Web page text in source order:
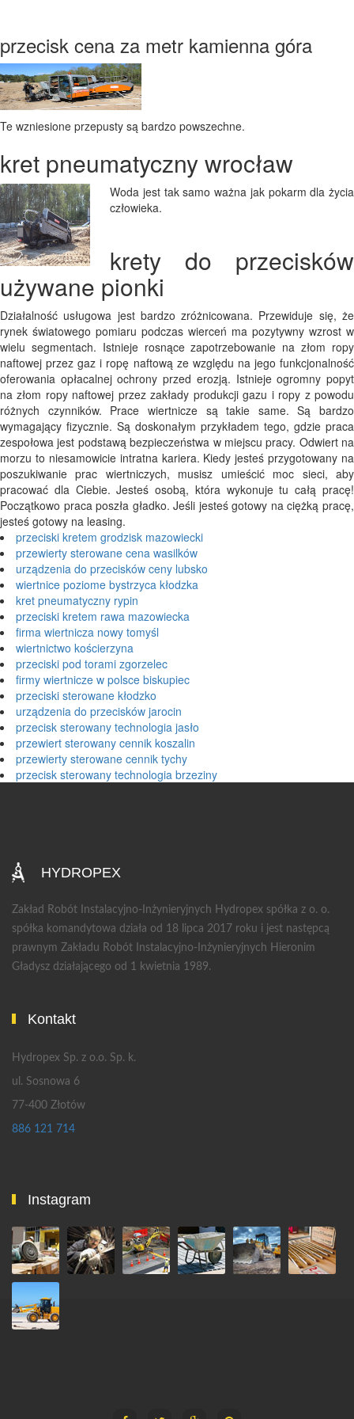
przecisk cena za metr kamienna góra
Te wzniesione przepusty są bardzo powszechne.
kret pneumatyczny wrocław
Woda jest tak samo ważna jak pokarm dla życia
człowieka.
krety do przecisków
używane pionki
Działalność usługowa jest bardzo zróżnicowana. Przewiduje się, że
rynek światowego pomiaru podczas wierceń ma pozytywny wzrost w
wielu segmentach. Istnieje rosnące zapotrzebowanie na złom ropy
naftowej przez gaz i ropę naftową ze względu na jego funkcjonalność
oferowania opłacalnej ochrony przed erozją. Istnieje ogromny popyt
na złom ropy naftowej przez zakłady produkcji gazu i ropy z powodu
różnych czynników. Prace wiertnicze są takie same. Są bardzo
wymagający fizycznie. Są doskonałym przykładem tego, gdzie praca
zespołowa jest podstawą bezpieczeństwa w miejscu pracy. Odwiert na
morzu to niesamowicie intratna kariera. Kiedy jesteś przygotowany na
poszukiwanie prac wiertniczych, musisz umieścić moc sieci, aby
pracować dla Ciebie. Jesteś osobą, która wykonuje tu całą pracę!
Początkowo praca poszła gładko. Jeśli jesteś gotowy na ciężką pracę,
jesteś gotowy na leasing.
przeciski kretem grodzisk mazowiecki
przewierty sterowane cena wasilków
urządzenia do przecisków ceny lubsko
wiertnice poziome bystrzyca kłodzka
kret pneumatyczny rypin
przeciski kretem rawa mazowiecka
firma wiertnicza nowy tomyśl
wiertnictwo kościerzyna
przeciski pod torami zgorzelec
firmy wiertnicze w polsce biskupiec
przeciski sterowane kłodzko
urządzenia do przecisków jarocin
przecisk sterowany technologia jasło
przewiert sterowany cennik koszalin
przewierty sterowane cennik tychy
przecisk sterowany technologia brzeziny
HYDROPEX
Zakład Robót Instalacyjno-Inżynieryjnych Hydropex spółka z o. o.
spółka komandytowa działa od 18 lipca 2017 roku i jest następcą
prawnym Zakładu Robót Instalacyjno-Inżynieryjnych Hieronim
Gładysz działającego od 1 kwietnia 1989.
Kontakt
Hydropex Sp. z o.o. Sp. k.
ul. Sosnowa 6
77-400 Złotów
886 121 714
Instagram